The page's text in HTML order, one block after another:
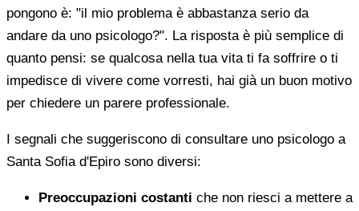
pongono è: "il mio problema è abbastanza serio da
andare da uno psicologo?". La risposta è più semplice di
quanto pensi: se qualcosa nella tua vita ti fa soffrire o ti
impedisce di vivere come vorresti, hai già un buon motivo
per chiedere un parere professionale.
I segnali che suggeriscono di consultare uno psicologo a
Santa Sofia d'Epiro sono diversi:
Preoccupazioni costanti che non riesci a mettere a